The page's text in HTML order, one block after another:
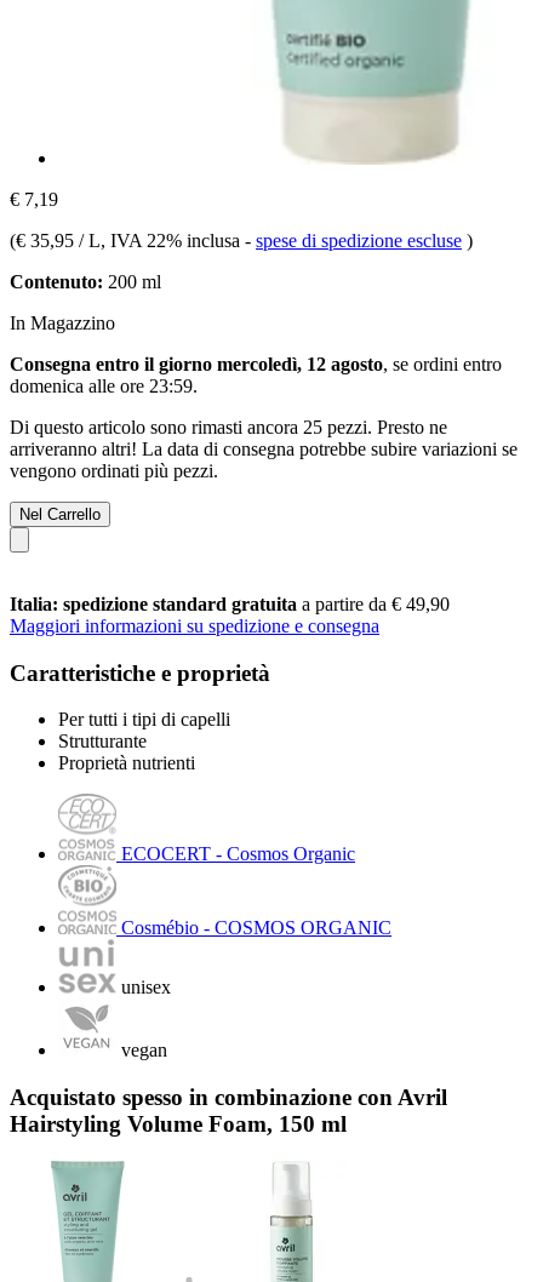
€ 7,19
(€ 35,95 / L, IVA 22% inclusa - spese di spedizione escluse )
Contenuto: 200 ml
In Magazzino
Consegna entro il giorno mercoledì, 12 agosto, se ordini entro
domenica alle ore 23:59.
Di questo articolo sono rimasti ancora 25 pezzi. Presto ne
arriveranno altri! La data di consegna potrebbe subire variazioni se
vengono ordinati più pezzi.
Nel Carrello
Italia: spedizione standard gratuita a partire da € 49,90
Maggiori informazioni su spedizione e consegna
Caratteristiche e proprietà
Per tutti i tipi di capelli
Strutturante
Proprietà nutrienti
ECOCERT - Cosmos Organic
Cosmébio - COSMOS ORGANIC
unisex
vegan
Acquistato spesso in combinazione con Avril
Hairstyling Volume Foam, 150 ml